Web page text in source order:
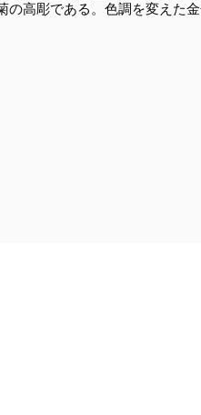
の高彫である。色調を変えた